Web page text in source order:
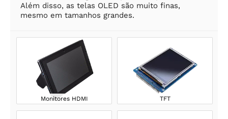
Além disso, as telas OLED são muito finas,
mesmo em tamanhos grandes.
Monitores HDMI TFT